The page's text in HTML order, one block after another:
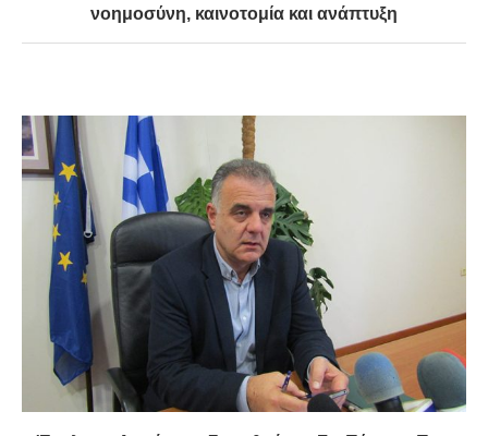
νοημοσύνη, καινοτομία και ανάπτυξη